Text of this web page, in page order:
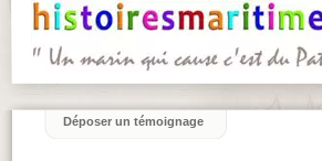
Déposer un témoignage